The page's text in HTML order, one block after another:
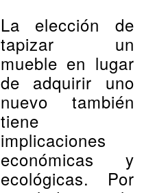
La elección de
tapizar un
mueble en lugar
de adquirir uno
nuevo también
tiene
implicaciones
económicas y
ecológicas. Por